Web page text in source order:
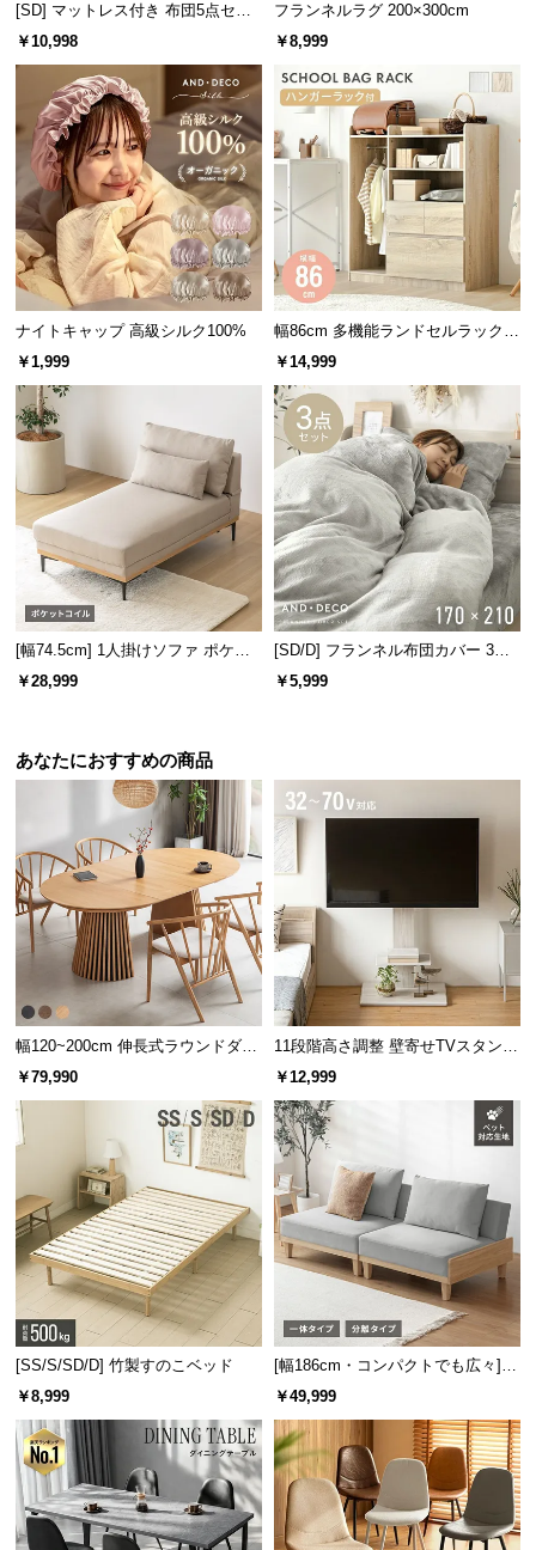
に
つ
い
て
返
品・
キ
ャ
ン
セ
ル
に
つ
い
て
証
つ
て
会
約
い
て
お
サ
ポ
お
知
ら
ブ
ロ
グ
企
業
好みで選べる4タイプ
表面の加工は豊富な4パターンをご用意。お部屋のテ
イストに合わせてお選びいただけます。
モダンな雰
囲気を引き
立てる
マットカ
ラー
シンプルな
デザインに
映える
ウッド調
都会的な空
間を
演出する
モルタル
調
お部屋のグ
レードを高
める
ハイグロ
スタイリッシュなマットカラー
モダンな雰囲気を引き立てるマットタイプ。無駄な
装飾の無いデザインは様々なタイプのお部屋にマッ
チします。
[SD] マットレス付き 布団5点セッ
ト
￥10,998
フランネルラグ 200×300cm
￥8,999
ナイトキャップ 高級シルク100%
￥1,999
幅86cm 多機能ランドセルラック
ハンガーラック付き
￥14,999
[幅74.5cm] 1人掛けソファ ポケッ
トコイルタイプ
￥28,999
[SD/D] フランネル布団カバー 3点
セット
￥5,999
あなたにおすすめの商品
幅120~200cm 伸長式ラウンドダイ
ニングテーブル 6人掛け 天然木突
￥79,990
11段階高さ調整 壁寄せTVスタンド
キャスター付き 上下左右角度調節
￥12,999
[SS/S/SD/D] 竹製すのこベッド
￥8,999
[幅186cm・コンパクトでも広々] 3
人掛けソファベッド リクライニン
￥49,999